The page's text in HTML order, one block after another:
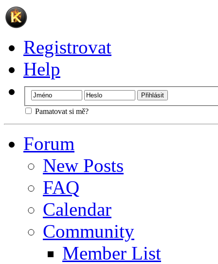
Registrovat
Help
Pamatovat si mě?
Forum
New Posts
FAQ
Calendar
Community
Member List